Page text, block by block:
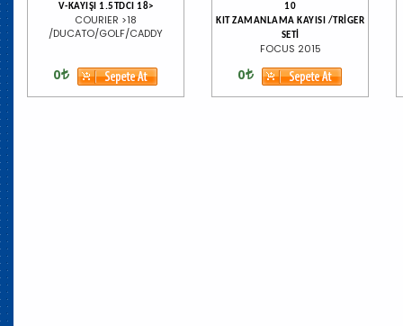
V-KAYIŞI 1.5TDCI 18>
COURIER >18
/DUCATO/GOLF/CADDY
0
10
KIT ZAMANLAMA KAYISI /TRİGER
SETİ
FOCUS 2015
0